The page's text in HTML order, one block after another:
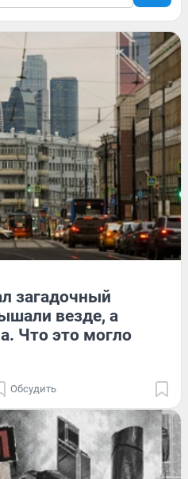
загадочный
везде, а
Что это могло
Обсудить